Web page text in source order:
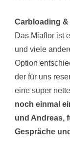
Carbloading
Das Miaflor ist
und viele
Option
der für uns
eine super
noch einmal
und Andreas,
Gespräche